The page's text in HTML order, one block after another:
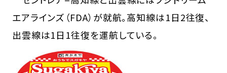
エアラインズ（FDA）が就航。高知線は1日2往復、
出雲線は1日1往復を運航している。